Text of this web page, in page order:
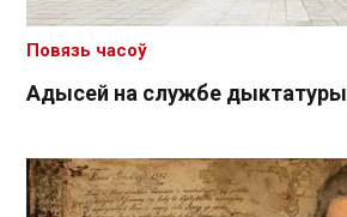
Адысей на службе дыктатуры
Повязь часоў